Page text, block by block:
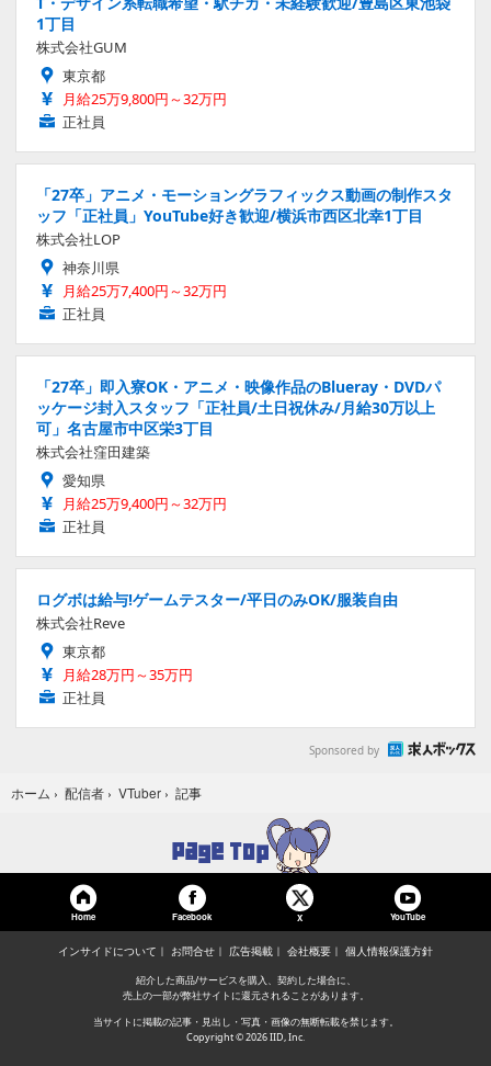
1丁目
株式会社GUM
東京都
月給25万9,800円～32万円
正社員
「27卒」アニメ・モーショングラフィックス動画の制作スタ
ッフ「正社員」YouTube好き歓迎/横浜市西区北幸1丁目
株式会社LOP
神奈川県
月給25万7,400円～32万円
正社員
「27卒」即入寮OK・アニメ・映像作品のBlueray・DVDパ
ッケージ封入スタッフ「正社員/土日祝休み/月給30万以上
可」名古屋市中区栄3丁目
株式会社窪田建築
愛知県
月給25万9,400円～32万円
正社員
ログボは給与!ゲームテスター/平日のみOK/服装自由
株式会社Reve
東京都
月給28万円～35万円
正社員
Sponsored by
ホーム › 配信者 › VTuber › 記事
Home Facebook X YouTube
インサイドについて お問合せ 広告掲載 会社概要 個人情報保護方針
紹介した商品/サービスを購入、契約した場合に、
売上の一部が弊社サイトに還元されることがあります。
当サイトに掲載の記事・見出し・写真・画像の無断転載を禁じます。
Copyright © 2026 IID, Inc.